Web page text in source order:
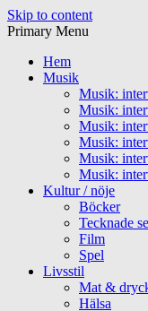
Skip to content
Primary Menu
Hem
Musik
Musik:
Musik:
Musik:
Musik:
Musik:
Musik:
Kultur / nöje
Böcker
Tecknade
Film
Spel
Livsstil
Mat &
Hälsa